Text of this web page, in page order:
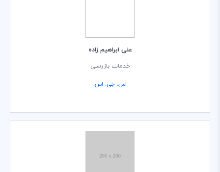
علی ابراهیم زاده
خدمات بازرسی
اس. جی. اس.